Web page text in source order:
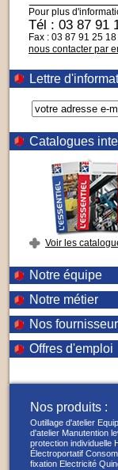
Pour plus
Tél : 03 87 91
Fax : 03 87 91 25 18
nous contacter par
Lettre
Catalogues
Voir les
Notre équipe
Notre métier
Nos
Offres d'emploi
Nos produits :
Outillage d'atelier
d'atelier Manutention
protection individuelle
Électroportatif
fixation Electricité